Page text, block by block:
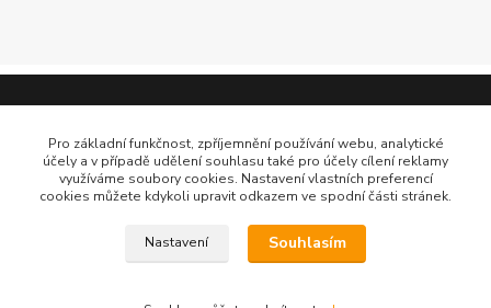
Pro základní funkčnost, zpříjemnění používání webu, analytické
účely a v případě udělení souhlasu také pro účely cílení reklamy
využíváme soubory cookies. Nastavení vlastních preferencí
cookies můžete kdykoli upravit odkazem ve spodní části stránek.
Nastavení Souhlasím